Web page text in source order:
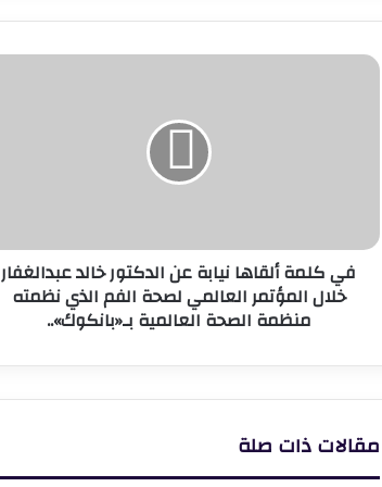
في
خلال
المؤتمر
العالمي
الذي
العالمية
بـ«بانكوك»..
في كلمة ألقاها نيابة عن الدكتور خالد عبدالغفار
خلال المؤتمر العالمي لصحة الفم الذي نظمته
منظمة الصحة العالمية بـ«بانكوك»..
مقالات ذات صلة